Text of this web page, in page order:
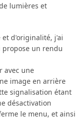
lumières et
d'originalité, j'ai
un rendu
avec une
image en arrière
signalisation étant
désactivation
le menu, et ainsi